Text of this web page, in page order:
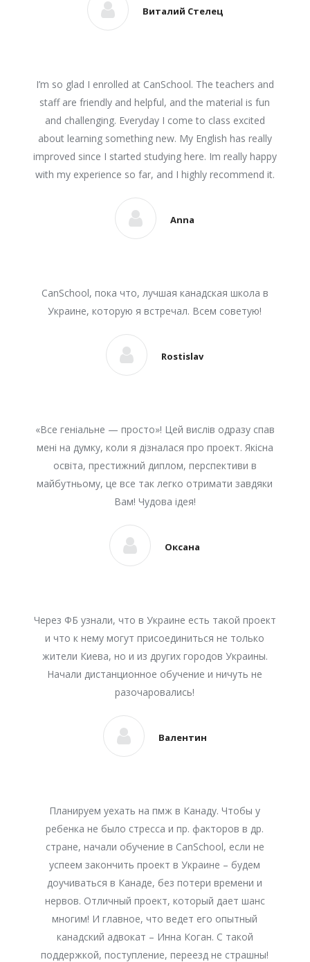
Виталий Стелец
I’m so glad I enrolled at CanSchool. The teachers and
staff are friendly and helpful, and the material is fun
and challenging. Everyday I come to class excited
about learning something new. My English has really
improved since I started studying here. Im really happy
with my experience so far, and I highly recommend it.
Anna
CanSchool, пока что, лучшая канадская школа в
Украине, которую я встречал. Всем советую!
Rostislav
«Все геніальне — просто»! Цей вислів одразу спав
мені на думку, коли я дізналася про проект. Якісна
освіта, престижний диплом, перспективи в
майбутньому, це все так легко отримати завдяки
Вам! Чудова ідея!
Оксана
Через ФБ узнали, что в Украине есть такой проект
и что к нему могут присоединиться не только
жители Киева, но и из других городов Украины.
Начали дистанционное обучение и ничуть не
разочаровались!
Валентин
Планируем уехать на пмж в Канаду. Чтобы у
ребенка не было стресса и пр. факторов в др.
стране, начали обучение в CanSchool, если не
успеем закончить проект в Украине – будем
доучиваться в Канаде, без потери времени и
нервов. Отличный проект, который дает шанс
многим! И главное, что ведет его опытный
канадский адвокат – Инна Коган. С такой
поддержкой, поступление, переезд не страшны!